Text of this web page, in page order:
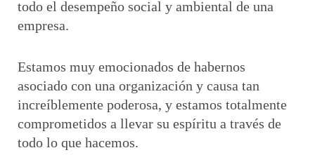
todo el desempeño social y ambiental de una
empresa.
Estamos muy emocionados de habernos
asociado con una organización y causa tan
increíblemente poderosa, y estamos totalmente
comprometidos a llevar su espíritu a través de
todo lo que hacemos.